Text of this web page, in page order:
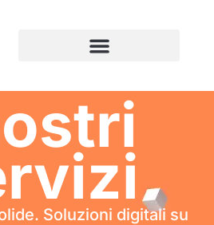
Soluzioni digitali su